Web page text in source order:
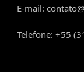
E-mail:
Telefone: +55